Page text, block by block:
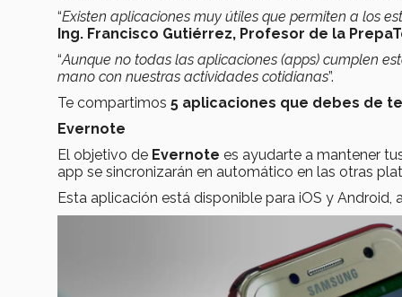
“Existen aplicaciones muy útiles que permiten a los
Ing. Francisco Gutiérrez, Profesor de la
“Aunque no todas las aplicaciones (apps) cumplen
mano con nuestras actividades cotidianas”.
Te compartimos 5 aplicaciones que debes de
Evernote
El objetivo de Evernote es ayudarte a mantener
app se sincronizarán en automático en las otras
Esta aplicación está disponible para iOS y